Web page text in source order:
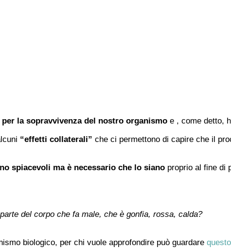
la sopravvivenza del nostro organismoe , come detto,
“effetti collaterali” che ci permettono di capire che il
spiacevoli ma è necessario che lo sianoproprio al fine di
del corpo che fa male, che è gonfia, rossa, calda?
biologico, per chi vuole approfondire può guardare